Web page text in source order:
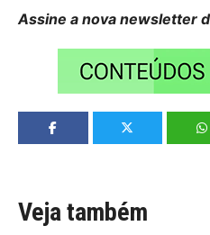
Assine a nova newsletter
Veja também